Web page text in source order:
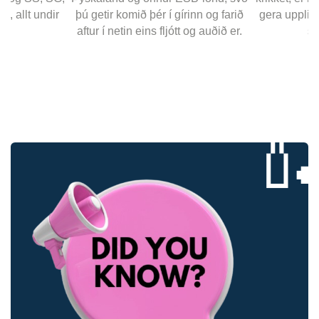
og farið
gera upplifun þína þægilega og
stresslausa.